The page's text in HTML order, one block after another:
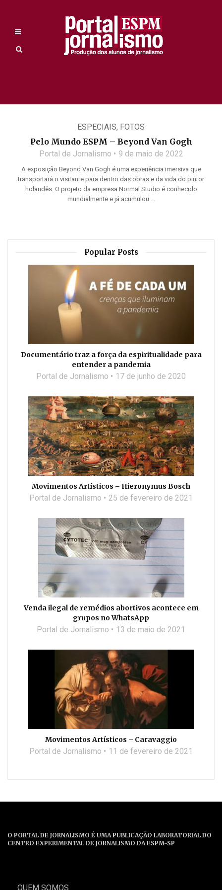
ESPECIAIS, FOTOS
Pelo Mundo ESPM – Beyond Van Gogh
Portal de Jornalismo 9 de maio de 2022
A exposição Beyond Van Gogh é uma experiência imersiva que
transportará o visitante para dentro das obras e da vida do pintor
holandês. O projeto da empresa Normal Studio é conhecido
mundialmente e já acumulou ...
Popular Posts
Documentário traz a força da espiritualidade para
entender a pandemia
Portal de Jornalismo 17 de junho de 2020
Movimentos Artísticos – Hieronymus Bosch
Portal de Jornalismo 25 de fevereiro de 2021
Venda ilegal de remédios abortivos acontece em
grupos no WhatsApp
Portal de Jornalismo 13 de maio de 2021
Movimentos Artísticos – Caravaggio
Portal de Jornalismo 11 de fevereiro de 2021
O PORTAL DE JORNALISMO É UMA PUBLICAÇÃO LABORATORIAL DO
CENTRO EXPERIMENTAL DE JORNALISMO DA ESPM-SP
QUEM SOMOS